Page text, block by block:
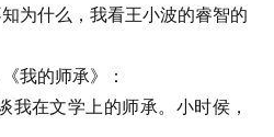
为什么，我看王小波的睿智的
的师承》：
在文学上的师承。小时侯，